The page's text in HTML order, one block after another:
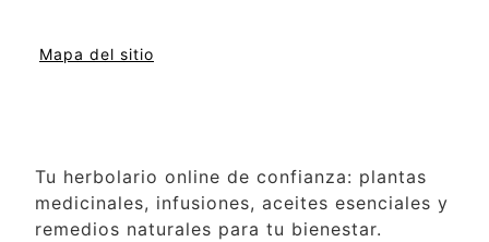
Mapa del sitio
Tu herbolario online de confianza: plantas
medicinales, infusiones, aceites esenciales y
remedios naturales para tu bienestar.